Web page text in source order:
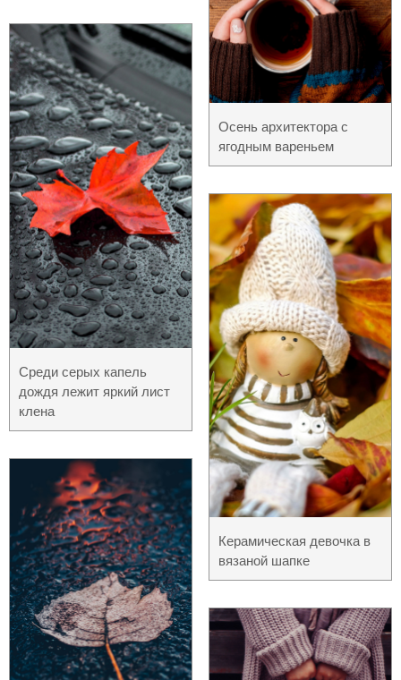
Среди серых капель
дождя лежит яркий лист
клена
Осень архитектора с
ягодным вареньем
Керамическая девочка в
вязаной шапке